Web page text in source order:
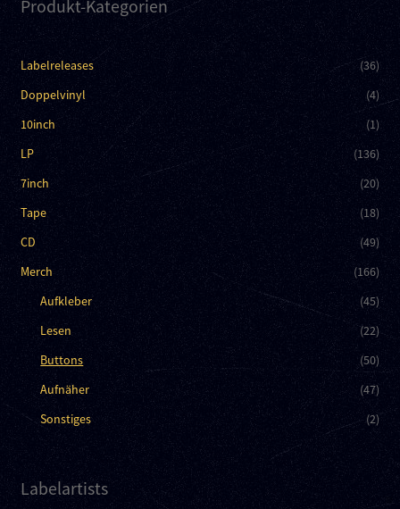
Produkt-Kategorien
Labelreleases
(36)
Doppelvinyl
(4)
10inch
(1)
LP
(136)
7inch
(20)
Tape
(18)
CD
(49)
Merch
(166)
Aufkleber
(45)
Lesen
(22)
Buttons
(50)
Aufnäher
(47)
Sonstiges
(2)
Labelartists